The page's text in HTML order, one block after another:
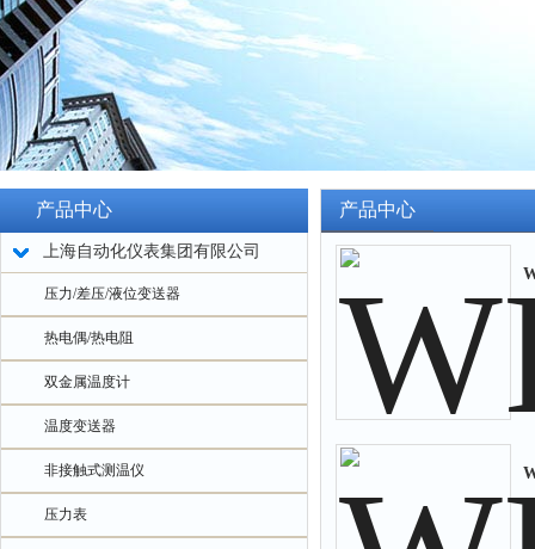
产品中心
上海自动化仪表集团有限公司
压力/差压/液位变送器
热电偶/热电阻
双金属温度计
温度变送器
非接触式测温仪
压力表
产品中心